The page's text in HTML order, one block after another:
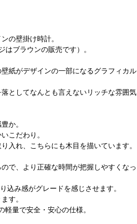
の壁掛け時計。
ブラウンの販売です）。
紙がデザインの一部になるグラフィカル
としてなんとも言えないリッチな雰囲気
か。
こだわり。
入れ、こちらにも木目を描いています。
で、より正確な時間が把握しやすくなっ
込み感がグレードを感じさせます。
す。
量で安全・安心の仕様。